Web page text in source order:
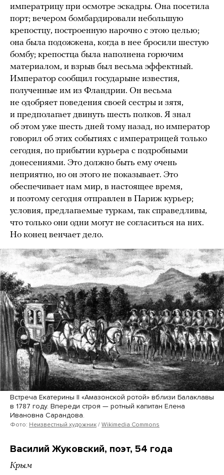
императрицу при осмотре эскадры. Она посетила
порт; вечером бомбардировали небольшую
крепостцу, построенную нарочно с этою целью;
она была подожжена, когда в нее бросили шестую
бомбу; крепостца была наполнена горючим
материалом, и взрыв был весьма эффектный.
Император сообщил государыне известия,
полученные им из Фландрии. Он весьма
не одобряет поведения своей сестры и зятя,
и предполагает двинуть шесть полков. Я знал
об этом уже шесть дней тому назад, но император
говорил об этих событиях с императрицей только
сегодня, по прибытии курьера с подробными
донесениями. Это должно быть ему очень
неприятно, но он этого не показывает. Это
обеспечивает нам мир, в настоящее время,
и поэтому сегодня отправлен в Париж курьер;
условия, предлагаемые туркам, так справедливы,
что только они одни могут не согласиться на них.
Но конец венчает дело.
Встреча Екатерины II «Амазонской ротой» вблизи Балаклавы
в 1787 году. Впереди строя — ротный капитан Елена
Ивановна Сарандова.
Фото: Неизвестный художник / Wikimedia Commons
Василий Жуковский, поэт, 54 года
Крым